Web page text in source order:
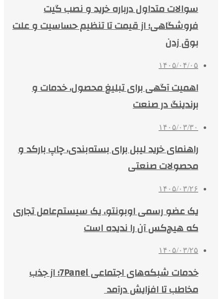
سوالات متداول درباره خرید و نصب گیت
فروشگاهی؛ از قیمت تا تنظیم حساسیت و علت
بوق زدن
۱۴۰۵/۰۴/۰۵
اهمیت آگهی برای تبلیغ محصول، خدمات و
برندینگ در صنعت
۱۴۰۵/۰۳/۳۰
راهنمای خرید لیبل برای بسته‌بندی، چاپ بارکد و
محصولات صنعتی
۱۴۰۵/۰۳/۲۶
یک عضو رسمی اوبونتو، یک سیستم‌عامل تجاری
که هیچ‌کس آن را ندیده است
۱۴۰۵/۰۳/۲۵
خدمات شبکه‌های اجتماعی 7Panel؛ از جذب
مخاطب تا افزایش درآمد